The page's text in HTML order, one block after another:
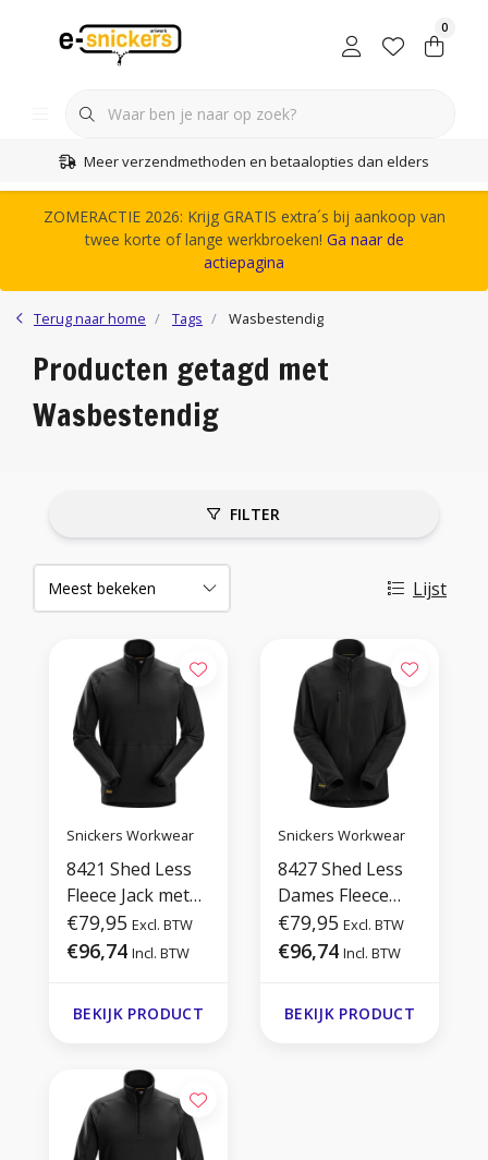
0
Meer verzendmethoden en betaalopties dan elders
ZOMERACTIE 2026: Krijg GRATIS extra´s bij aankoop van
twee korte of lange werkbroeken! Ga naar de
actiepagina
Terug naar home Tags Wasbestendig
Producten getagd met
Wasbestendig
FILTER
Lijst
Snickers Workwear
8421 Shed Less
Fleece Jack met
Halve Rits
€79,95 Excl. BTW
€96,74 Incl. BTW
BEKIJK PRODUCT
Snickers Workwear
8427 Shed Less
Dames Fleece
Jack
€79,95 Excl. BTW
€96,74 Incl. BTW
BEKIJK PRODUCT